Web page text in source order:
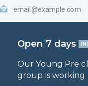
email@example.com
Open 7 days
Our Young Pre
group is working